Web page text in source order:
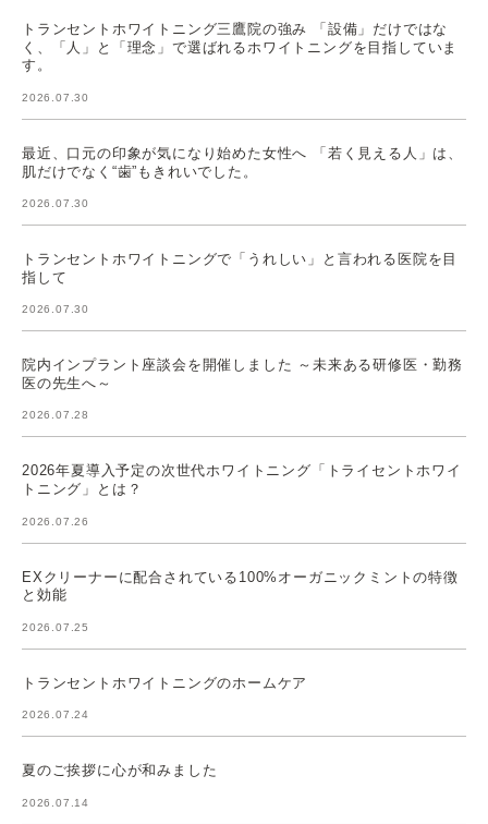
トランセントホワイトニング三鷹院の強み 「設備」だけではな
く、「人」と「理念」で選ばれるホワイトニングを目指していま
す。
2026.07.30
最近、口元の印象が気になり始めた女性へ 「若く見える人」は、
肌だけでなく“歯”もきれいでした。
2026.07.30
トランセントホワイトニングで「うれしい」と言われる医院を目
指して
2026.07.30
院内インプラント座談会を開催しました ～未来ある研修医・勤務
医の先生へ～
2026.07.28
2026年夏導入予定の次世代ホワイトニング「トライセントホワイ
トニング」とは？
2026.07.26
EXクリーナーに配合されている100%オーガニックミントの特徴
と効能
2026.07.25
トランセントホワイトニングのホームケア
2026.07.24
夏のご挨拶に心が和みました
2026.07.14